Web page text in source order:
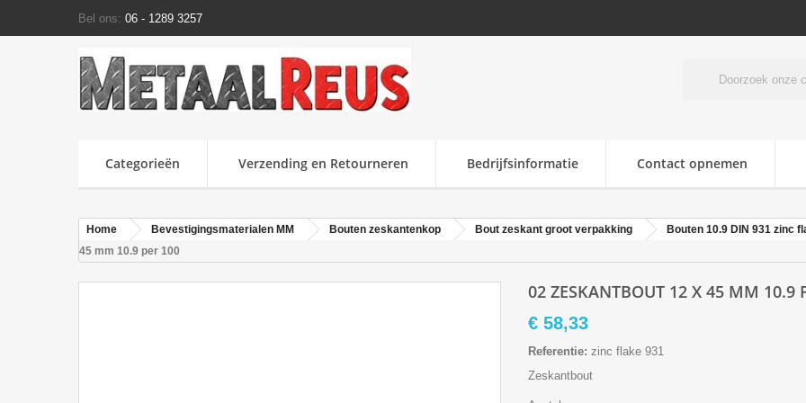
Bel ons: 06 - 1289 3257
Categorieën Verzending en Retourneren Bedrijfsinformatie Contact opnemen
Home Bevestigingsmaterialen MM Bouten zeskantenkop Bout zeskant groot verpakking Bouten 10.9 DIN 931 zinc
45 mm 10.9 per 100
02 ZESKANTBOUT 12 X 45 MM 10.9
€ 58,33
Referentie: zinc flake 931
Zeskantbout